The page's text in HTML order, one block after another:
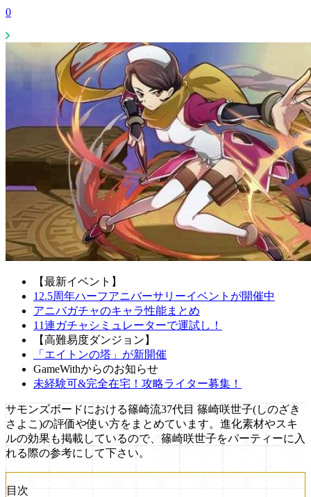
0
【最新イベント】
12.5周年ハーフアニバーサリーイベントが開催中
アニバガチャのキャラ性能まとめ
11連ガチャシミュレーターで運試し！
【高難易度ダンジョン】
「エイトンの塔」が新開催
GameWithからのお知らせ
未経験可&完全在宅！攻略ライター募集！
サモンズボードにおける篠崎流37代目 篠崎咲世子(しのざき
さよこ)の評価や使い方をまとめています。進化素材やスキ
ルの効果も掲載しているので、篠崎咲世子をパーティーに入
れる際の参考にして下さい。
目次